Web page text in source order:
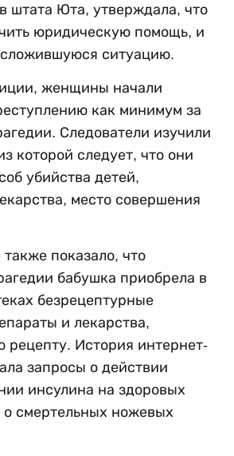
штата Юта, утверждала, что
юридическую помощь, и
ситуацию.
женщины начали
как минимум за
Следователи изучили
которой следует, что они
убийства детей,
место совершения
показало, что
бабушка приобрела в
безрецептурные
и лекарства,
рецепту. История интернет-
запросы о действии
инсулина на здоровых
смертельных ножевых